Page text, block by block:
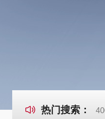
热门搜索：